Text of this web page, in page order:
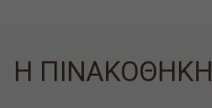
Η ΠΙΝΑΚΟΘΗΚΗ